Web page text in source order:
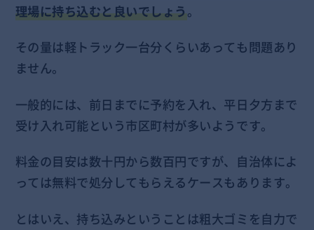
理場に持ち込むと良いでしょう。
その量は軽トラック一台分くらいあっても問題あり
ません。
一般的には、前日までに予約を入れ、平日夕方まで
受け入れ可能という市区町村が多いようです。
料金の目安は数十円から数百円ですが、自治体によ
っては無料で処分してもらえるケースもあります。
とはいえ、持ち込みということは粗大ゴミを自力で